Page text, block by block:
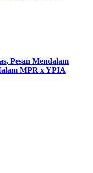
Pesan Mendalam
MPR x YPIA